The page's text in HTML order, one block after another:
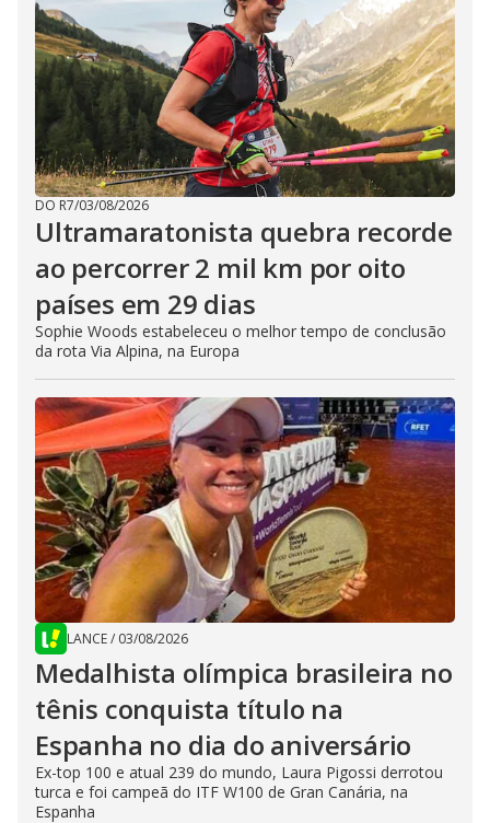
DO R7/03/08/2026
Ultramaratonista quebra recorde
ao percorrer 2 mil km por oito
países em 29 dias
Sophie Woods estabeleceu o melhor tempo de conclusão
da rota Via Alpina, na Europa
LANCE/ 03/08/2026
Medalhista olímpica brasileira no
tênis conquista título na
Espanha no dia do aniversário
Ex-top 100 e atual 239 do mundo, Laura Pigossi derrotou
turca e foi campeã do ITF W100 de Gran Canária, na
Espanha